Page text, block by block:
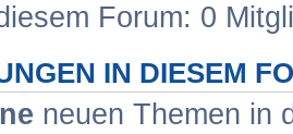
Forum: 0
IN DIESEM
neuen Themen in